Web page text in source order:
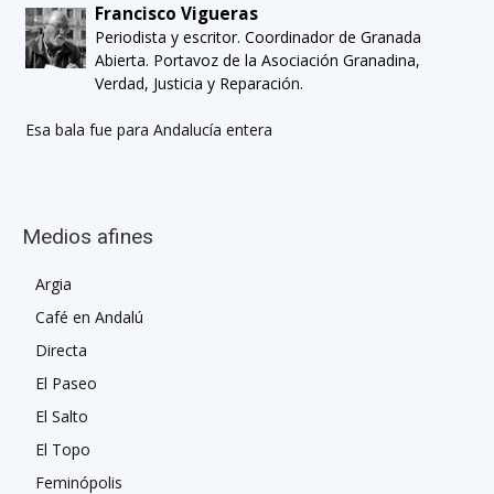
Francisco Vigueras
Periodista y escritor. Coordinador de Granada
Abierta. Portavoz de la Asociación Granadina,
Verdad, Justicia y Reparación.
Esa bala fue para Andalucía entera
Medios afines
Argia
Café en Andalú
Directa
El Paseo
El Salto
El Topo
Feminópolis